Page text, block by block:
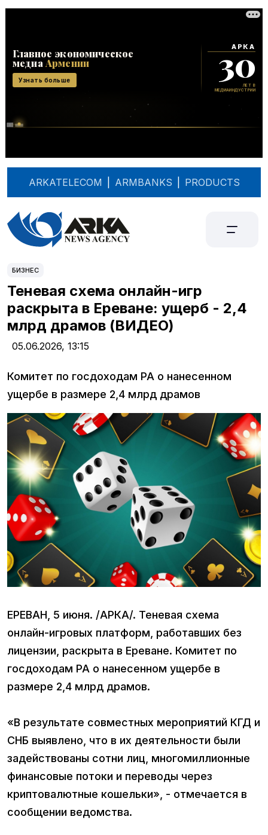
ARKATELECOM ARMBANKS PRODUCTS
БИЗНЕС
Теневая схема онлайн-игр
раскрыта в Ереване: ущерб - 2,4
млрд драмов (ВИДЕО)
05.06.2026, 13:15
Комитет по госдоходам РА о нанесенном
ущербе в размере 2,4 млрд драмов
ЕРЕВАН, 5 июня. /АРКА/. Теневая схема
онлайн-игровых платформ, работавших без
лицензии, раскрыта в Ереване. Комитет по
госдоходам РА о нанесенном ущербе в
размере 2,4 млрд драмов.
«В результате совместных мероприятий КГД и
СНБ выявлено, что в их деятельности были
задействованы сотни лиц, многомиллионные
финансовые потоки и переводы через
криптовалютные кошельки», - отмечается в
сообщении ведомства.